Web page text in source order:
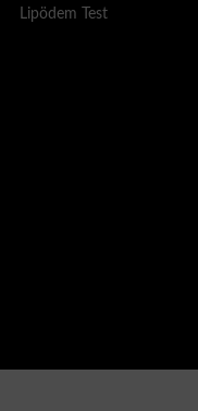
Lipödem Test